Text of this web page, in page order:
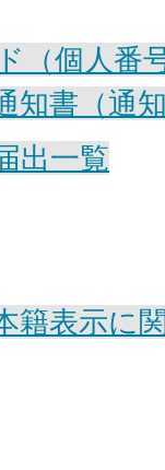
（個人番
知書（通
出一覧
籍表示に